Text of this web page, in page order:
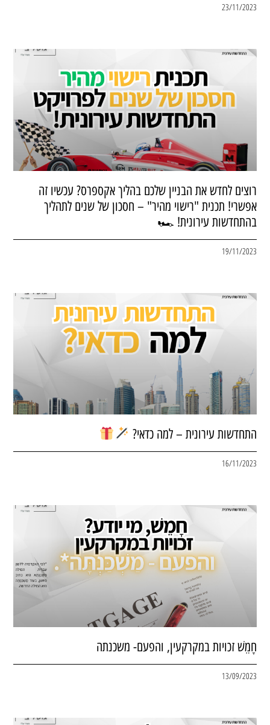
23/11/2023
רוצים לחדש את הבניין שלכם בהליך אקספרס? עכשיו זה
אפשרי! תכנית "רישוי מהיר" – חסכון של שנים לתהליך
בהתחדשות עירונית! 🏎
19/11/2023
התחדשות עירונית – למה כדאי?
16/11/2023
חָמֵשׁ זכויות במקרקעין, והפעם- משכנתה
13/09/2023